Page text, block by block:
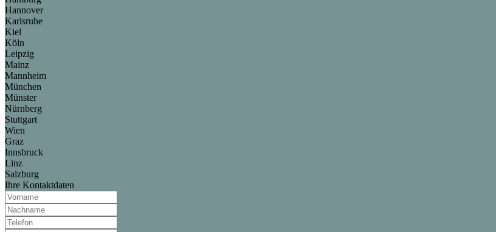
Hannover
Karlsruhe
Kiel
Köln
Leipzig
Mainz
Mannheim
München
Münster
Nürnberg
Stuttgart
Wien
Graz
Innsbruck
Linz
Salzburg
Ihre Kontaktdaten